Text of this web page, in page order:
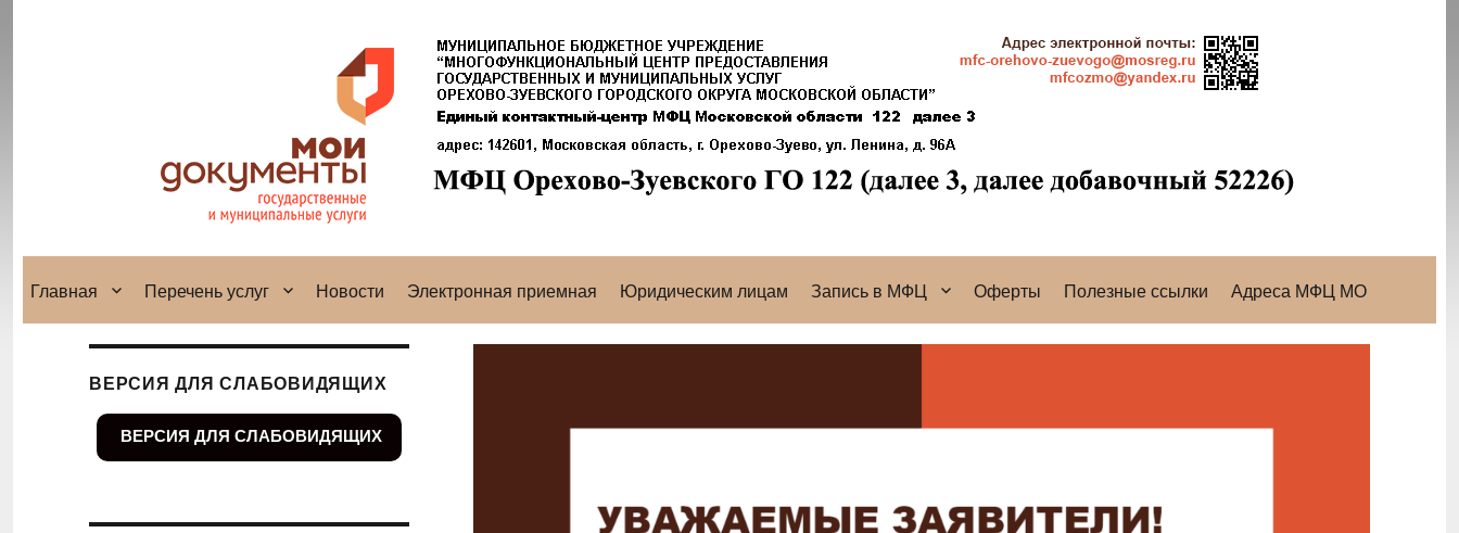
Главная Перечень услуг Новости Электронная приемная Юридическим лицам Запись в МФЦ Оферты Полезные ссылки Адреса МФЦ МО
ВЕРСИЯ ДЛЯ СЛАБОВИДЯЩИХ
ВЕРСИЯ ДЛЯ СЛАБОВИДЯЩИХ